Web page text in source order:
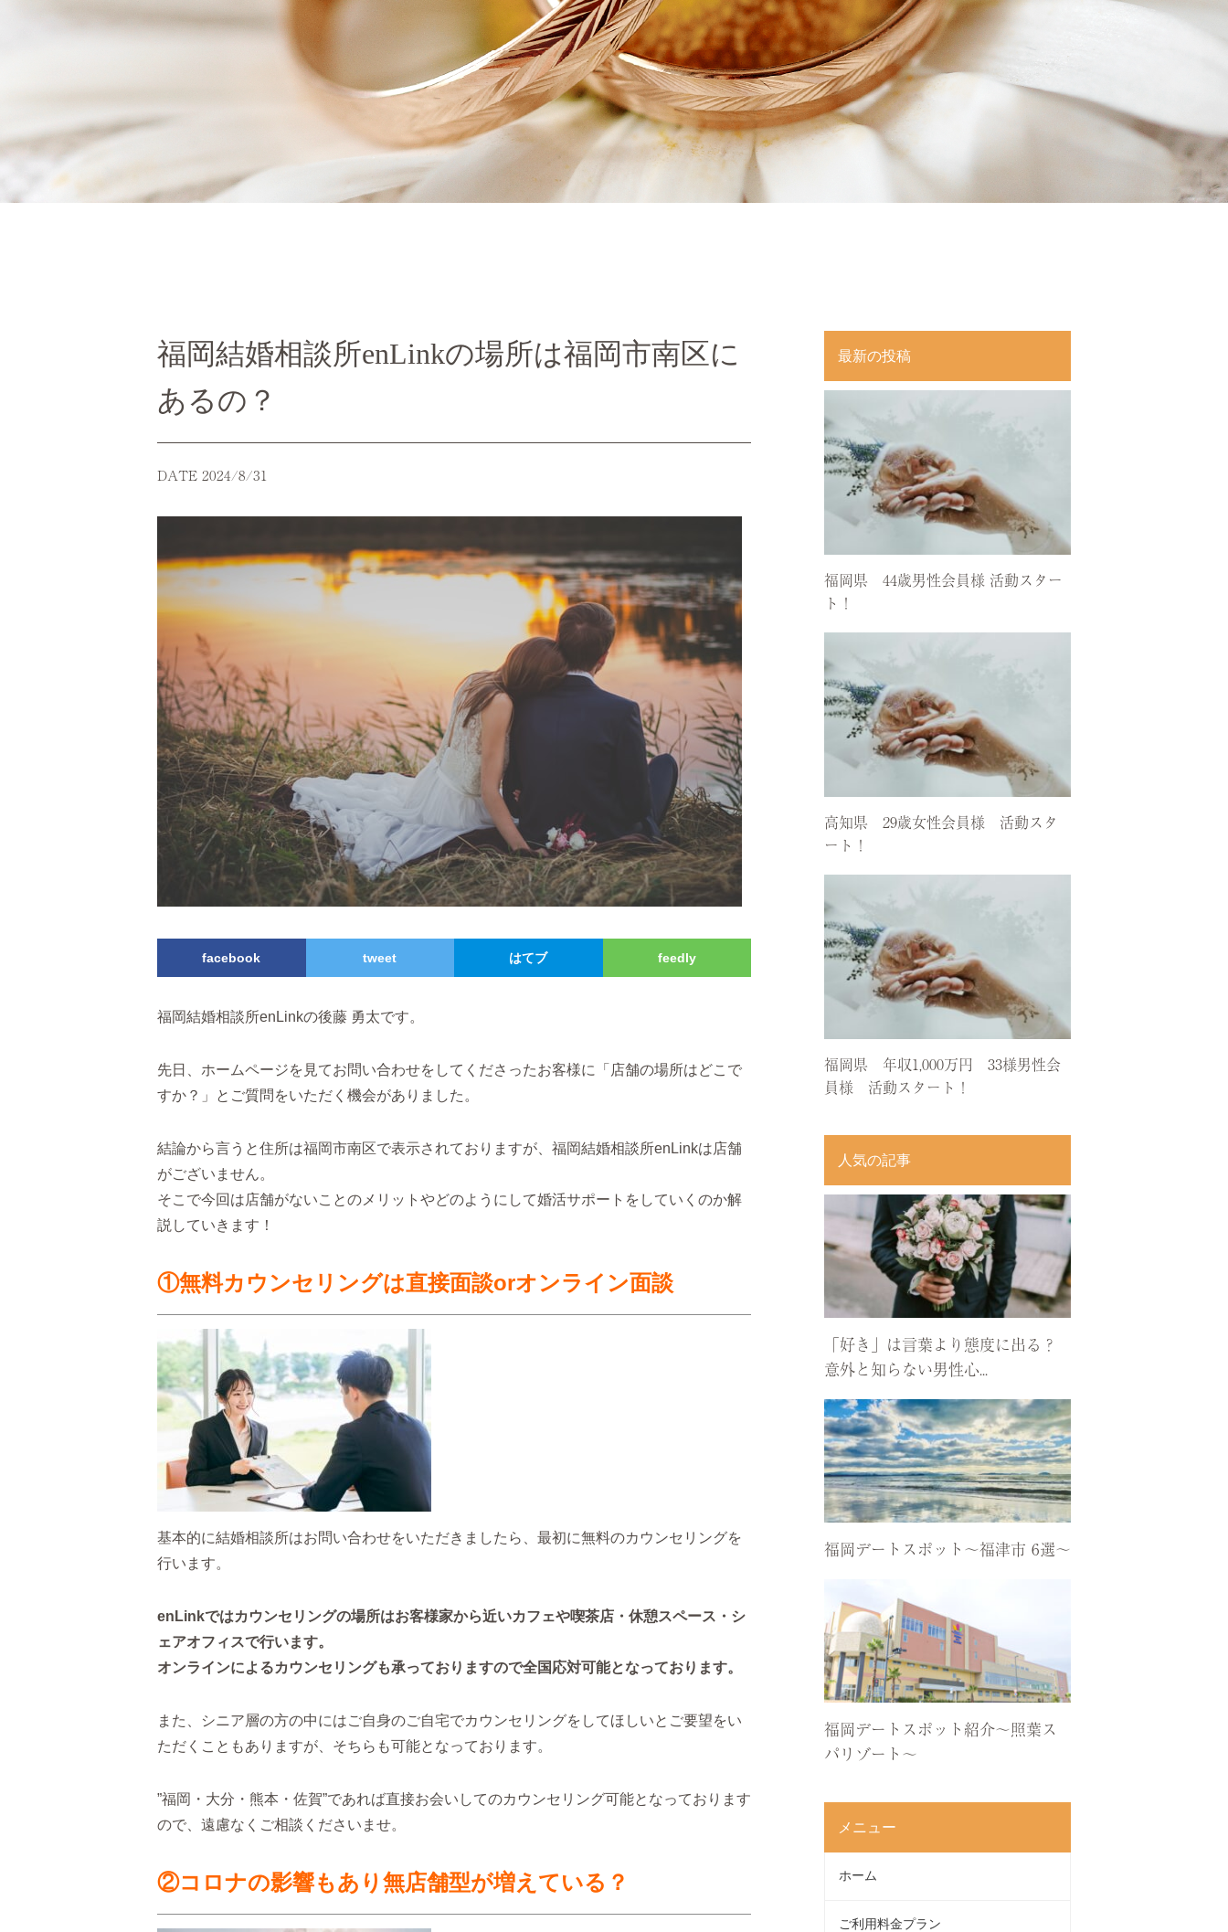
福岡結婚相談所enLinkの場所は福岡市南区に
あるの？
DATE 2024/8/31
facebook tweet はてブ feedly
福岡結婚相談所enLinkの後藤 勇太です。
先日、ホームページを見てお問い合わせをしてくださったお客様に「店舗の場所はどこで
すか？」とご質問をいただく機会がありました。
結論から言うと住所は福岡市南区で表示されておりますが、福岡結婚相談所enLinkは店舗
がございません。
そこで今回は店舗がないことのメリットやどのようにして婚活サポートをしていくのか解
説していきます！
①無料カウンセリングは直接面談orオンライン面談
基本的に結婚相談所はお問い合わせをいただきましたら、最初に無料のカウンセリングを
行います。
enLinkではカウンセリングの場所はお客様家から近いカフェや喫茶店・休憩スペース・シ
ェアオフィスで行います。
オンラインによるカウンセリングも承っておりますので全国応対可能となっております。
また、シニア層の方の中にはご自身のご自宅でカウンセリングをしてほしいとご要望をい
ただくこともありますが、そちらも可能となっております。
”福岡・大分・熊本・佐賀”であれば直接お会いしてのカウンセリング可能となっております
ので、遠慮なくご相談くださいませ。
②コロナの影響もあり無店舗型が増えている？
最新の投稿
福岡県 44歳男性会員様 活動スター
ト！
高知県 29歳女性会員様 活動スタ
ート！
福岡県 年収1,000万円 33様男性会
員様 活動スタート！
人気の記事
「好き」は言葉より態度に出る？
意外と知らない男性心...
福岡デートスポット〜福津市 6選〜
福岡デートスポット紹介〜照葉ス
パリゾート〜
メニュー
ホーム
ご利用料金プラン